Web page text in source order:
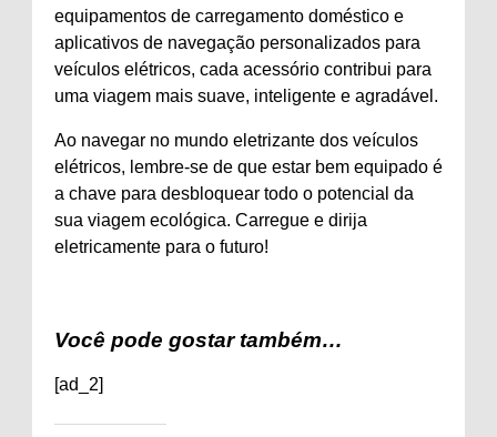
equipamentos de carregamento doméstico e
aplicativos de navegação personalizados para
veículos elétricos, cada acessório contribui para
uma viagem mais suave, inteligente e agradável.
Ao navegar no mundo eletrizante dos veículos
elétricos, lembre-se de que estar bem equipado é
a chave para desbloquear todo o potencial da
sua viagem ecológica. Carregue e dirija
eletricamente para o futuro!
Você pode gostar também…
[ad_2]